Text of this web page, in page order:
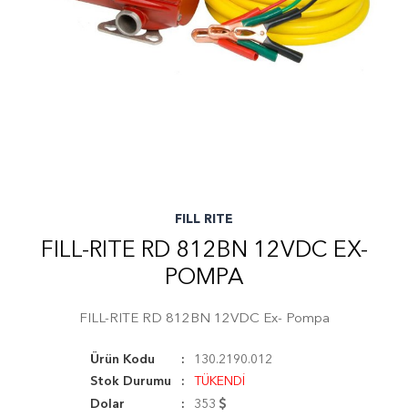
FILL RITE
FILL-RITE RD 812BN 12VDC EX-
POMPA
FILL-RITE RD 812BN 12VDC Ex- Pompa
Ürün Kodu
130.2190.012
Stok Durumu
TÜKENDİ
Dolar
353